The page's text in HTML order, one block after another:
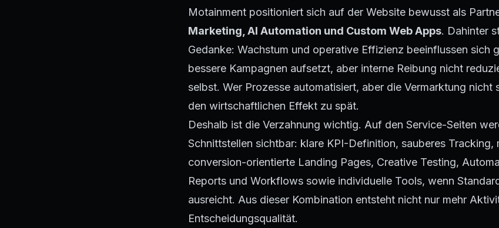
Motainment positioniert sich auf der Website bewusst als
Marketing, AI Automation und Custom Web Apps. Dahinter
Gedanke: Wachstum und operative Effizienz beeinflussen sich
bessere Kampagnen aufsetzt, aber interne Reibung nicht
selbst. Wer Prozesse automatisiert, aber die Vermarktung nicht
den wirtschaftlichen Effekt zu spät.
Deshalb ist die Verzahnung wichtig. Auf den Service-Seiten
Schnittstellen sichtbar: klare KPI-Definition, sauberes Tracking,
conversion-orientierte Landing Pages, Creative Testing,
Reports und Workflows sowie individuelle Tools, wenn
ausreicht. Aus dieser Kombination entsteht nicht nur mehr
Entscheidungsqualität.